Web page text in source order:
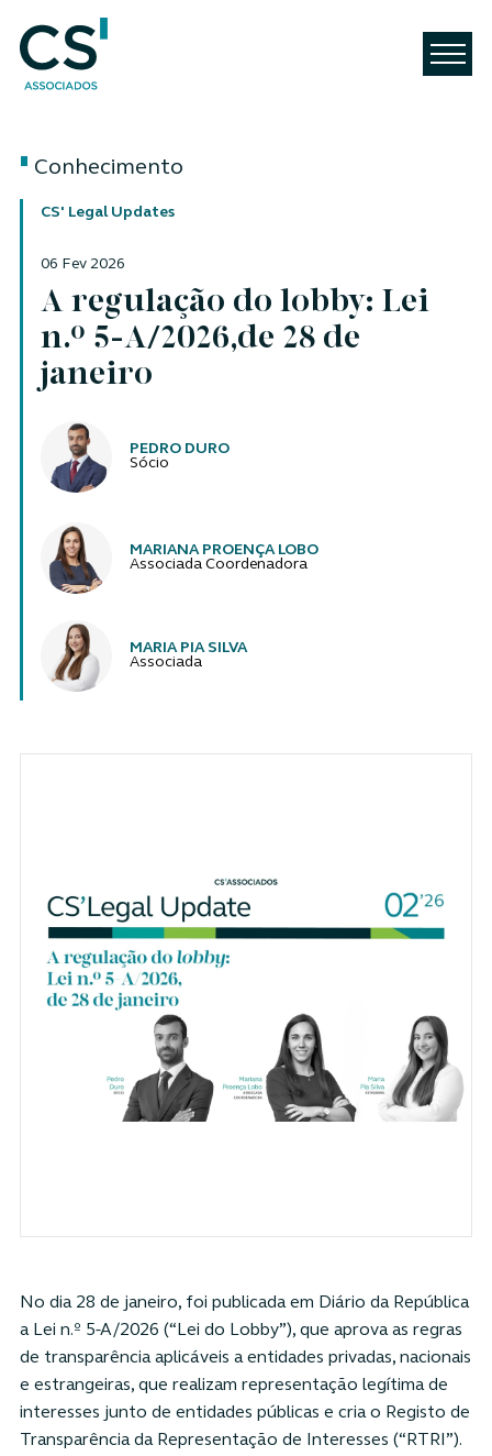
Conhecimento
CS' Legal Updates
06 Fev 2026
A regulação do lobby: Lei
n.º 5-A/2026,de 28 de
janeiro
Autores
PEDRO DURO
Sócio
MARIANA PROENÇA LOBO
Associada Coordenadora
MARIA PIA SILVA
Associada
No dia 28 de janeiro, foi publicada em Diário da República
a Lei n.º 5-A/2026 (“Lei do Lobby”), que aprova as regras
de transparência aplicáveis a entidades privadas, nacionais
e estrangeiras, que realizam representação legítima de
interesses junto de entidades públicas e cria o Registo de
Transparência da Representação de Interesses (“RTRI”).